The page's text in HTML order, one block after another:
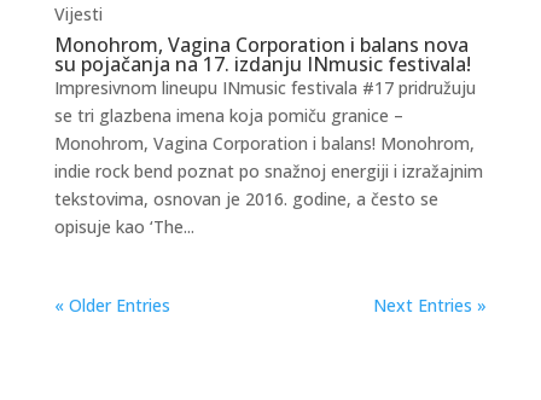
Monohrom, Vagina Corporation i balans nova
su pojačanja na 17. izdanju INmusic festivala!
Vijesti
Impresivnom lineupu INmusic festivala #17 pridružuju
se tri glazbena imena koja pomiču granice –
Monohrom, Vagina Corporation i balans! Monohrom,
indie rock bend poznat po snažnoj energiji i izražajnim
tekstovima, osnovan je 2016. godine, a često se
opisuje kao ‘The...
« Older Entries Next Entries »